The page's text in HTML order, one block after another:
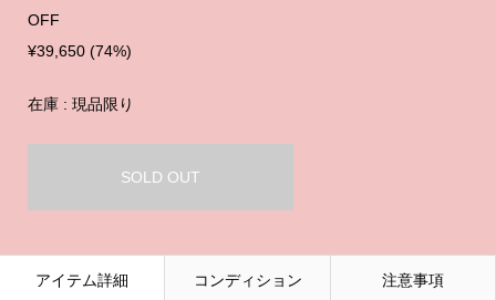
OFF
¥39,650 (74%)
在庫 : 現品限り
SOLD OUT
アイテム詳細 コンディション 注意事項